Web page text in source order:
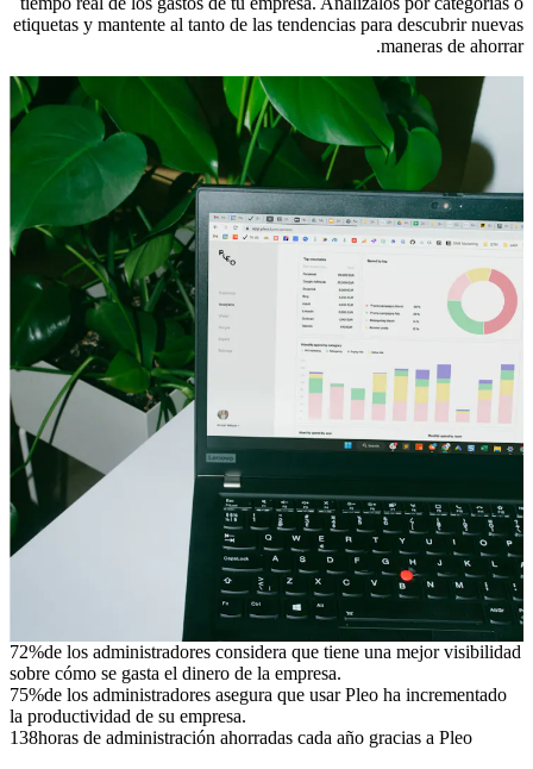
etiquetas y mantente al tanto de las tendencias para descubrir nuevas
maneras de ahorrar.
72%de los administradores considera que tiene una mejor visibilidad
sobre cómo se gasta el dinero de la empresa.
75%de los administradores asegura que usar Pleo ha incrementado
la productividad de su empresa.
138horas de administración ahorradas cada año gracias a Pleo